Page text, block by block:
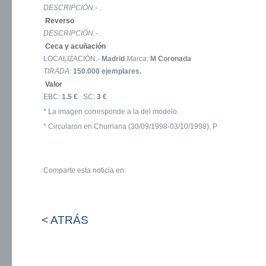
DESCRIPCIÓN.- .
Reverso
DESCRIPCIÓN.- .
Ceca y acuñación
LOCALIZACIÓN.- Madrid Marca: M Coronada
TIRADA: 150.000 ejemplares.
Valor
EBC: 1.5 € SC: 3 €
* La imagen corresponde a la del modelo.
* Circularon en Churriana (30/09/1998-03/10/1998), P
Comparte esta noticia en:
< ATRÁS